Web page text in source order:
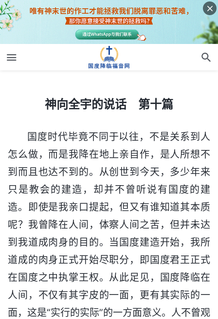
神向全宇的说话 第十篇
国度时代毕竟不同于以往，不是关系到人
怎么做，而是我降在地上亲自作，是人所想不
到而且也达不到的。从创世到今天，多少年来
只是教会的建造，却并不曾听说有国度的建
造。即使是我亲口提起，但又有谁知道其本质
呢？我曾降在人间，体察人间之苦，但并未达
到我道成肉身的目的。当国度建造开始，我所
道成的肉身正式开始尽职分，即国度君王正式
在国度之中执掌王权。从此足见，国度降临在
人间，不仅有其字皮的一面，更有其实际的一
面，这是“实行的实际”的一方面意义。人不曾观